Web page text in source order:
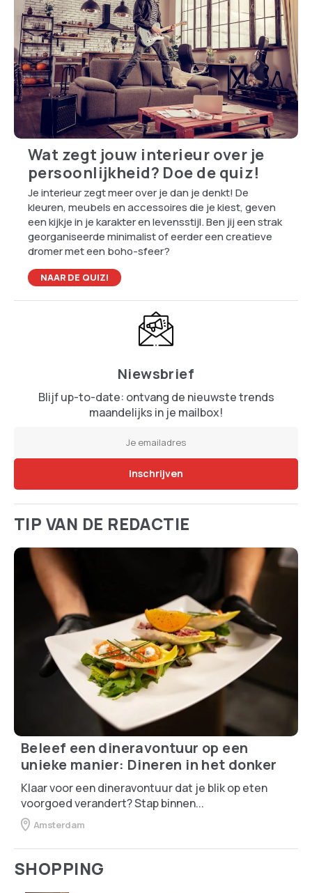
Wat zegt jouw interieur over je
persoonlijkheid? Doe de quiz!
Je interieur zegt meer over je dan je denkt! De
kleuren, meubels en accessoires die je kiest, geven
een kijkje in je karakter en levensstijl. Ben jij een strak
georganiseerde minimalist of eerder een creatieve
dromer met een boho-sfeer?
NAAR DE QUIZ!
Niewsbrief
Blijf up-to-date: ontvang de nieuwste trends
maandelijks in je mailbox!
TIP VAN DE REDACTIE
Beleef een dineravontuur op een
unieke manier: Dineren in het donker
Klaar voor een dineravontuur dat je blik op eten
voorgoed verandert? Stap binnen...
Amsterdam
SHOPPING